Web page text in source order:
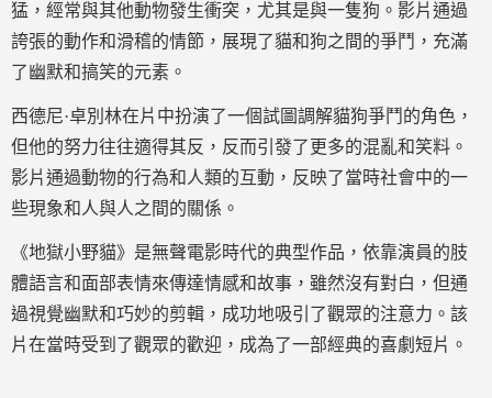
猛，經常與其他動物發生衝突，尤其是與一隻狗。影片通過
誇張的動作和滑稽的情節，展現了貓和狗之間的爭鬥，充滿
了幽默和搞笑的元素。
西德尼·卓別林在片中扮演了一個試圖調解貓狗爭鬥的角色，
但他的努力往往適得其反，反而引發了更多的混亂和笑料。
影片通過動物的行為和人類的互動，反映了當時社會中的一
些現象和人與人之間的關係。
《地獄小野貓》是無聲電影時代的典型作品，依靠演員的肢
體語言和面部表情來傳達情感和故事，雖然沒有對白，但通
過視覺幽默和巧妙的剪輯，成功地吸引了觀眾的注意力。該
片在當時受到了觀眾的歡迎，成為了一部經典的喜劇短片。